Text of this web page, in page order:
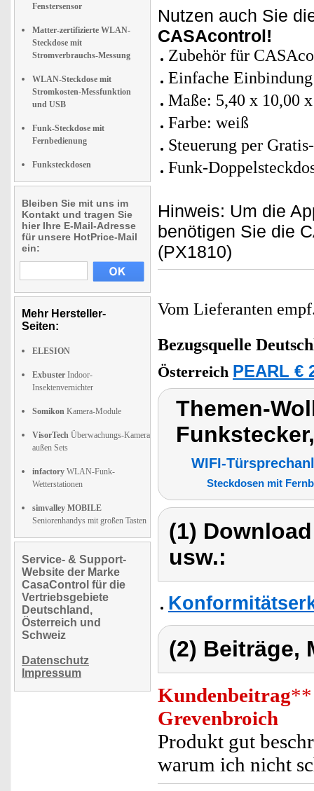
Fenstersensor
Matter-zertifizierte WLAN-
Steckdose mit
Stromverbrauchs-Messung
WLAN-Steckdose mit
Stromkosten-Messfunktion
und USB
Funk-Steckdose mit
Fernbedienung
Funksteckdosen
Bleiben Sie mit uns im
Kontakt und tragen Sie
hier Ihre E-Mail-Adresse
für unsere HotPrice-Mail
ein:
Mehr Hersteller-
Seiten:
ELESION
Exbuster Indoor-
Insektenvernichter
Somikon Kamera-Module
VisorTech Überwachungs-Kamera
außen Sets
infactory WLAN-Funk-
Wetterstationen
simvalley MOBILE
Seniorenhandys mit großen Tasten
Service- & Support-
Website der Marke
CasaControl für die
Vertriebsgebiete
Deutschland,
Österreich und
Schweiz
Datenschutz
Impressum
Nutzen auch Sie
CASAcontrol!
Zubehör für
Einfache Einbindung
Maße: 5,40 x 10,00
Farbe: weiß
Steuerung per
Funk-
Hinweis: Um die
benötigen Sie die
(PX1810)
Vom Lieferanten
Bezugsquelle
Österreich PEARL €
Themen-
WIFI-
Steckdosen mit
(1)
usw.:
(2) Beiträge,
Kundenbeitrag**
Grevenbroich
Produkt gut
warum ich nicht